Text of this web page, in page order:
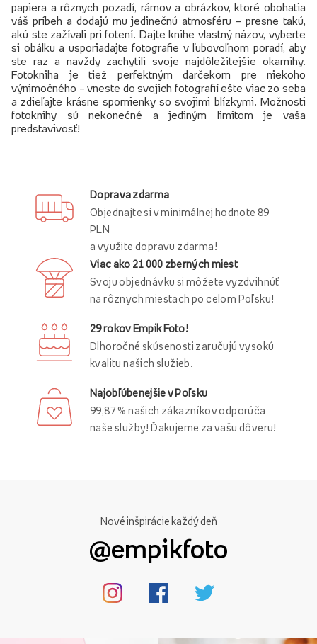
papiera a rôznych pozadí, rámov a obrázkov, ktoré obohatia
váš príbeh a dodajú mu jedinečnú atmosféru – presne takú,
akú ste zažívali pri fotení. Dajte knihe vlastný názov, vyberte
si obálku a usporiadajte fotografie v ľubovoľnom poradí, aby
ste raz a navždy zachytili svoje najdôležitejšie okamihy.
Fotokniha je tiež perfektným darčekom pre niekoho
výnimočného – vneste do svojich fotografií ešte viac zo seba
a zdieľajte krásne spomienky so svojimi blízkymi. Možnosti
fotoknihy sú nekonečné a jediným limitom je vaša
predstavivosť!
Doprava zdarma
Objednajte si v minimálnej hodnote 89
PLN
a využite dopravu zdarma!
Viac ako 21 000 zberných miest
Svoju objednávku si môžete vyzdvihnúť
na rôznych miestach po celom Poľsku!
29 rokov Empik Foto!
Dlhoročné skúsenosti zaručujú vysokú
kvalitu našich služieb.
Najobľúbenejšie v Poľsku
99,87 % našich zákazníkov odporúča
naše služby! Ďakujeme za vašu dôveru!
Nové inšpirácie každý deň
@empikfoto